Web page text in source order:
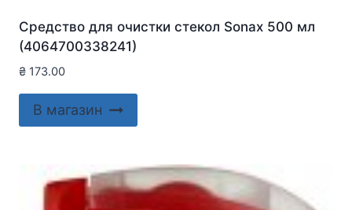
Средство для очистки стекол Sonax 500 мл
(4064700338241)
₴ 173.00
В магазин